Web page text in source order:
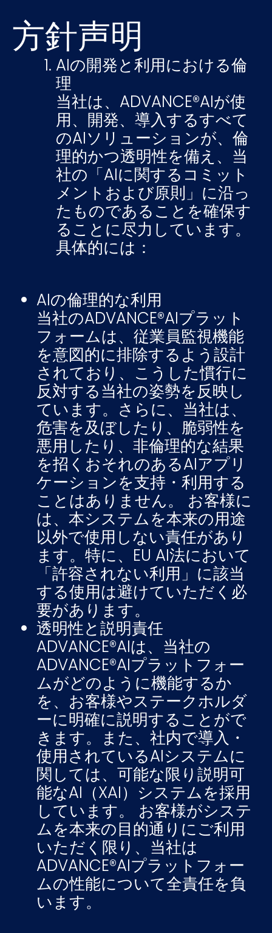
方針声明
AIの開発と利用における倫
理
当社は、ADVANCE®AIが使
用、開発、導入するすべて
のAIソリューションが、倫
理的かつ透明性を備え、当
社の「AIに関するコミット
メントおよび原則」に沿っ
たものであることを確保す
ることに尽力しています。
具体的には：
AIの倫理的な利用
当社のADVANCE®AIプラット
フォームは、従業員監視機能
を意図的に排除するよう設計
されており、こうした慣行に
反対する当社の姿勢を反映し
ています。さらに、当社は、
危害を及ぼしたり、脆弱性を
悪用したり、非倫理的な結果
を招くおそれのあるAIアプリ
ケーションを支持・利用する
ことはありません。 お客様に
は、本システムを本来の用途
以外で使用しない責任があり
ます。特に、EU AI法において
「許容されない利用」に該当
する使用は避けていただく必
要があります。
透明性と説明責任
ADVANCE®AIは、当社の
ADVANCE®AIプラットフォー
ムがどのように機能するか
を、お客様やステークホルダ
ーに明確に説明することがで
きます。また、社内で導入・
使用されているAIシステムに
関しては、可能な限り説明可
能なAI（XAI）システムを採用
しています。 お客様がシステ
ムを本来の目的通りにご利用
いただく限り、当社は
ADVANCE®AIプラットフォー
ムの性能について全責任を負
います。